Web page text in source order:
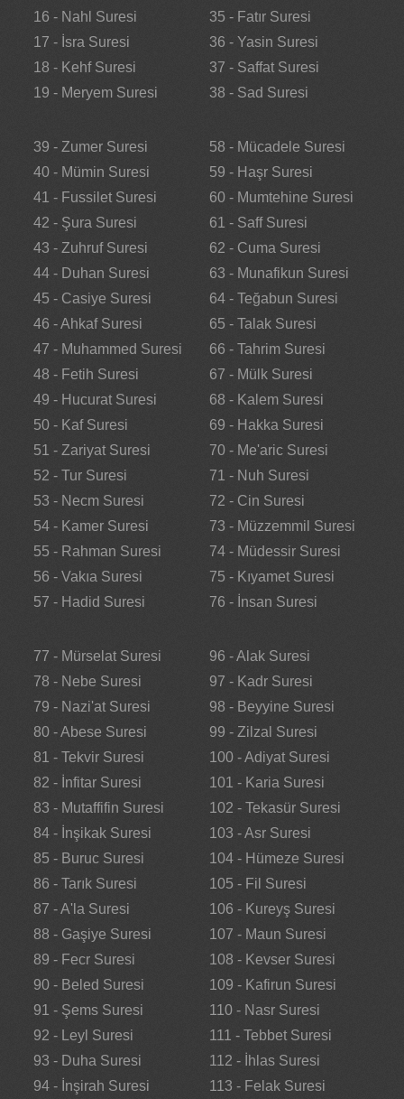
16 - Nahl Suresi
17 - İsra Suresi
18 - Kehf Suresi
19 - Meryem Suresi
35 - Fatır Suresi
36 - Yasin Suresi
37 - Saffat Suresi
38 - Sad Suresi
39 - Zumer Suresi
40 - Mümin Suresi
41 - Fussilet Suresi
42 - Şura Suresi
43 - Zuhruf Suresi
44 - Duhan Suresi
45 - Casiye Suresi
46 - Ahkaf Suresi
47 - Muhammed Suresi
48 - Fetih Suresi
49 - Hucurat Suresi
50 - Kaf Suresi
51 - Zariyat Suresi
52 - Tur Suresi
53 - Necm Suresi
54 - Kamer Suresi
55 - Rahman Suresi
56 - Vakıa Suresi
57 - Hadid Suresi
58 - Mücadele Suresi
59 - Haşr Suresi
60 - Mumtehine Suresi
61 - Saff Suresi
62 - Cuma Suresi
63 - Munafikun Suresi
64 - Teğabun Suresi
65 - Talak Suresi
66 - Tahrim Suresi
67 - Mülk Suresi
68 - Kalem Suresi
69 - Hakka Suresi
70 - Me'aric Suresi
71 - Nuh Suresi
72 - Cin Suresi
73 - Müzzemmil Suresi
74 - Müdessir Suresi
75 - Kıyamet Suresi
76 - İnsan Suresi
77 - Mürselat Suresi
78 - Nebe Suresi
79 - Nazi'at Suresi
80 - Abese Suresi
81 - Tekvir Suresi
82 - İnfitar Suresi
83 - Mutaffifin Suresi
84 - İnşikak Suresi
85 - Buruc Suresi
86 - Tarık Suresi
87 - A'la Suresi
88 - Gaşiye Suresi
89 - Fecr Suresi
90 - Beled Suresi
91 - Şems Suresi
92 - Leyl Suresi
93 - Duha Suresi
94 - İnşirah Suresi
96 - Alak Suresi
97 - Kadr Suresi
98 - Beyyine Suresi
99 - Zilzal Suresi
100 - Adiyat Suresi
101 - Karia Suresi
102 - Tekasür Suresi
103 - Asr Suresi
104 - Hümeze Suresi
105 - Fil Suresi
106 - Kureyş Suresi
107 - Maun Suresi
108 - Kevser Suresi
109 - Kafirun Suresi
110 - Nasr Suresi
111 - Tebbet Suresi
112 - İhlas Suresi
113 - Felak Suresi